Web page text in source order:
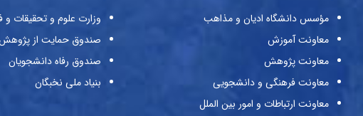
مؤسس دانشگاه ادیان و مذاهب
معاونت آموزش
معاونت پژوهش
معاونت فرهنگی و دانشجویی
معاونت ارتباطات و امور بین الملل
وزارت علوم و تحقیقات و
صندوق حمایت از
صندوق رفاه دانشجویان
بنیاد ملی نخبگان